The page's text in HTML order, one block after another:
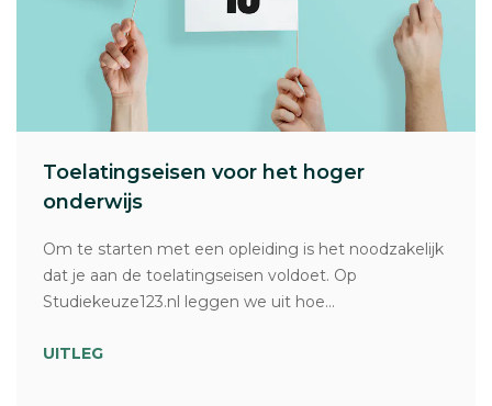
Toelatingseisen voor het hoger
onderwijs
Om te starten met een opleiding is het noodzakelijk
dat je aan de toelatingseisen voldoet. Op
Studiekeuze123.nl leggen we uit hoe...
UITLEG